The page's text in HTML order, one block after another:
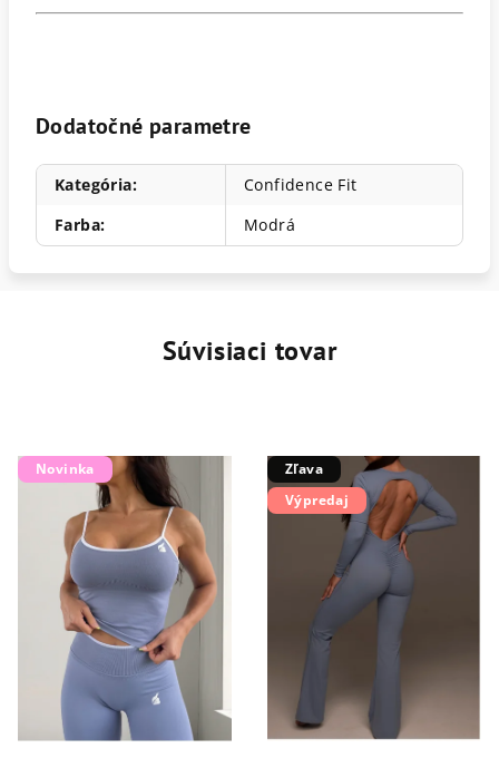
Dodatočné parametre
Kategória:
Confidence Fit
Farba: Modrá
Súvisiaci tovar
Novinka
Zľava
Výpredaj